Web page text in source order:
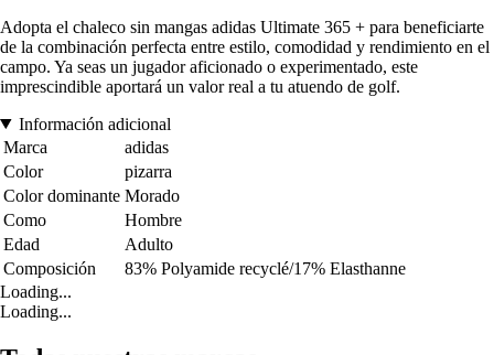
Adopta el chaleco sin mangas adidas Ultimate 365 + para beneficiarte
de la combinación perfecta entre estilo, comodidad y rendimiento en el
campo. Ya seas un jugador aficionado o experimentado, este
imprescindible aportará un valor real a tu atuendo de golf.
Información adicional
Marca
adidas
Color
pizarra
Color dominante Morado
Como
Hombre
Edad
Adulto
Composición
83% Polyamide recyclé/17% Elasthanne
Loading...
Loading...